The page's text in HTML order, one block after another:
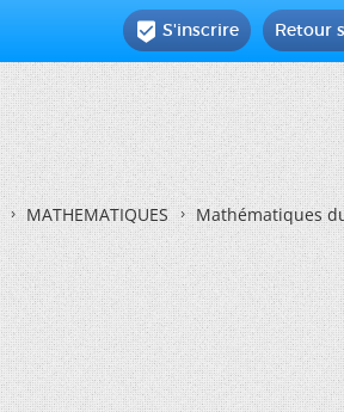
Retour
 S'inscrire
MATHEMATIQUES Mathématiques